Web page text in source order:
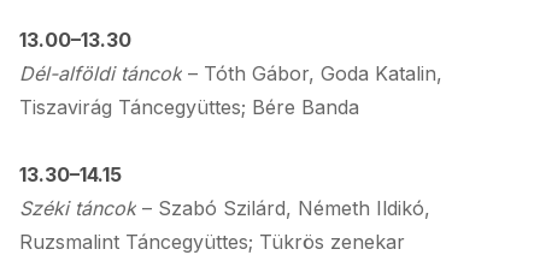
13.00–13.30
Dél-alföldi táncok – Tóth Gábor, Goda Katalin,
Tiszavirág Táncegyüttes; Bére Banda
13.30–14.15
Széki táncok – Szabó Szilárd, Németh Ildikó,
Ruzsmalint Táncegyüttes; Tükrös zenekar